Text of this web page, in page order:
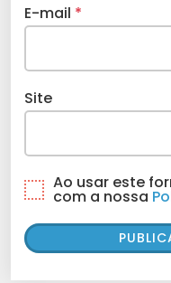
E-mail *
Site
Ao usar este
com a nossa